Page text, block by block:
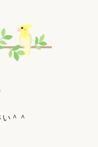
＾＾